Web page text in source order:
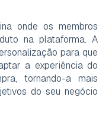
onde os membros
na plataforma. A
para que
a experiência do
tornando-a mais
do seu negócio